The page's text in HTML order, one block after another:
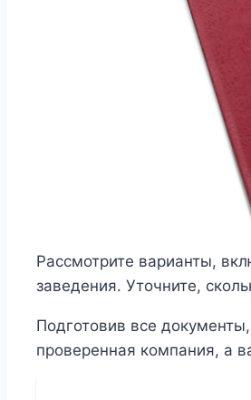
Рассмотрите варианты,
заведения. Уточните,
Подготовив все
проверенная компания, а